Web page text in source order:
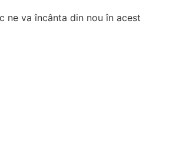
ne va încânta din nou în acest